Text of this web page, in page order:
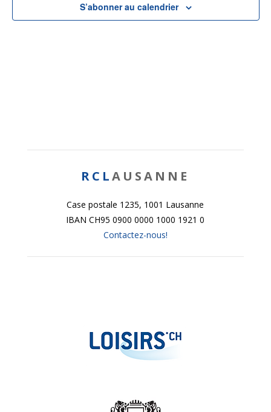
S’abonner au calendrier
RCLAUSANNE
Case postale 1235, 1001 Lausanne
IBAN CH95 0900 0000 1000 1921 0
Contactez-nous!